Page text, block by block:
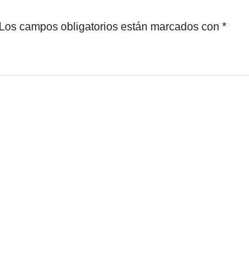
Los campos obligatorios están marcados con *